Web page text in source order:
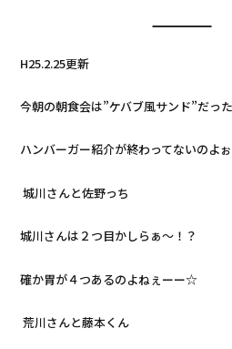
H25.2.25更新
今朝の朝食会は”ケバブ風サンド”だっ
ハンバーガー紹介が終わってないのよぉ
城川さんと佐野っち
城川さんは２つ目かしらぁ～ ！？
確か胃が４つあるのよねぇーー☆
荒川さんと藤本くん